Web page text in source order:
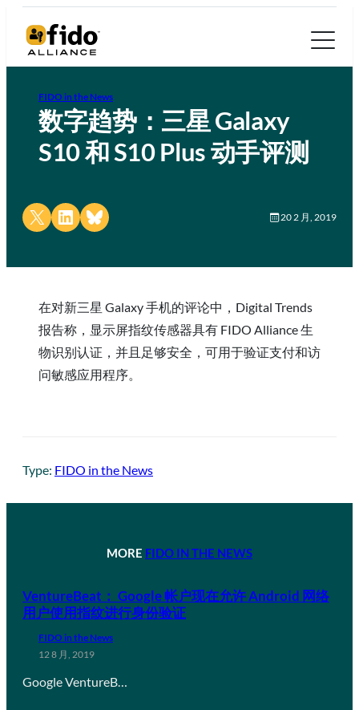
FIDO in the News
数字趋势：三星 Galaxy
S10 和 S10 Plus 动手评测
Share on X Share on LinkedIn
Share on Bluesky 20 2 月, 2019
在对新三星 Galaxy 手机的评论中，Digital Trends
报告称，显示屏指纹传感器具有 FIDO Alliance 生
物识别认证，并且足够安全，可用于验证支付和访
问敏感应用程序。
Type: FIDO in the News
MORE FIDO IN THE NEWS
VentureBeat： Google 帐户现在允许 Android 网络
用户使用指纹进行身份验证
FIDO in the News
12 8 月, 2019
Google VentureB…